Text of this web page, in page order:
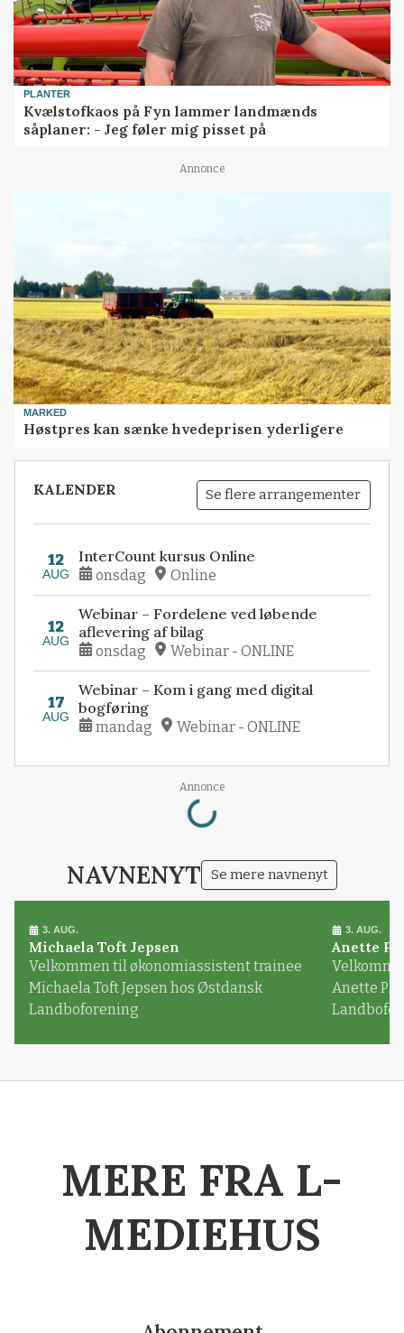
PLANTER
Kvælstofkaos på Fyn lammer landmænds
såplaner: - Jeg føler mig pisset på
Annonce
MARKED
Høstpres kan sænke hvedeprisen yderligere
KALENDER Se flere arrangementer
12
AUG
InterCount kursus Online
onsdag Online
12
AUG
Webinar – Fordelene ved løbende
aflevering af bilag
onsdag Webinar - ONLINE
17
AUG
Webinar – Kom i gang med digital
bogføring
mandag Webinar - ONLINE
Annonce
Loading...
NAVNENYT Se mere navnenyt
3. AUG.
Michaela Toft Jepsen
Velkommen til økonomiassistent trainee
Michaela Toft Jepsen hos Østdansk
Landboforening
3. AUG.
Anette
Anette
MERE FRA L-
MEDIEHUS